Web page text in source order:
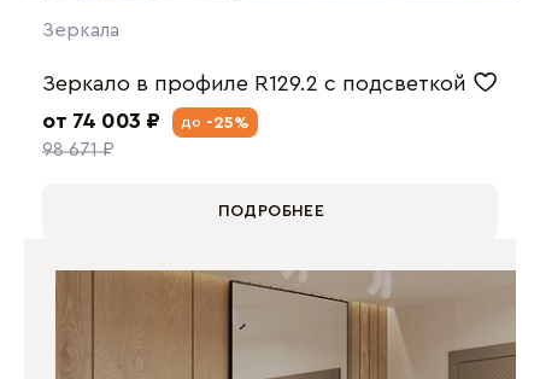
Зеркала
Зеркало в профиле R129.2 с подсветкой
от 74 003 ₽
98 671 ₽
до -25%
ПОДРОБНЕЕ